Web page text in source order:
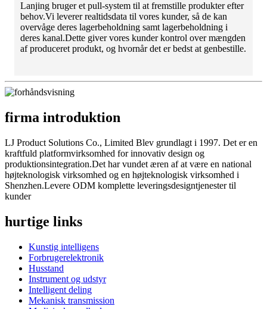
Lanjing bruger et pull-system til at fremstille produkter efter
behov.Vi leverer realtidsdata til vores kunder, så de kan
overvåge deres lagerbeholdning samt lagerbeholdning i
deres kanal.Dette giver vores kunder kontrol over mængden
af ​​produceret produkt, og hvornår det er bedst at genbestille.
firma introduktion
LJ Product Solutions Co., Limited Blev grundlagt i 1997. Det er en
kraftfuld platformvirksomhed for innovativ design og
produktionsintegration.Det har vundet æren af ​​at være en national
højteknologisk virksomhed og en højteknologisk virksomhed i
Shenzhen.Levere ODM komplette leveringsdesigntjenester til
kunder
hurtige links
Kunstig intelligens
Forbrugerelektronik
Husstand
Instrument og udstyr
Intelligent deling
Mekanisk transmission